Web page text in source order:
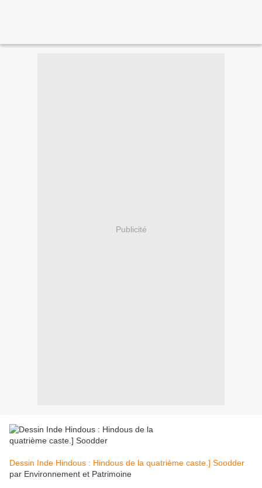
Publicité
Dessin Inde Hindous : Hindous de la quatrième caste.] Soodder
par Environnement et Patrimoine